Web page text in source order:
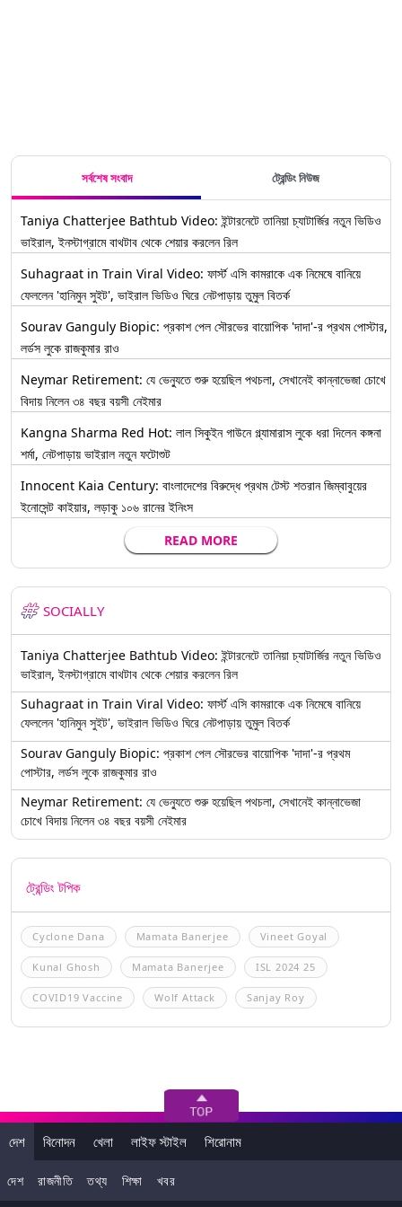
সর্বশেষ সংবাদ ট্রেন্ডিং নিউজ
Taniya Chatterjee Bathtub Video: ইন্টারনেটে তানিয়া চ্যাটার্জির নতুন ভিডিও
ভাইরাল, ইনস্টাগ্রামে বাথটাব থেকে শেয়ার করলেন রিল
Suhagraat in Train Viral Video: ফার্স্ট এসি কামরাকে এক নিমেষে বানিয়ে
ফেললেন 'হানিমুন সুইট', ভাইরাল ভিডিও ঘিরে নেটপাড়ায় তুমুল বিতর্ক
Sourav Ganguly Biopic: প্রকাশ পেল সৌরভের বায়োপিক 'দাদা'-র প্রথম পোস্টার,
লর্ডস লুকে রাজকুমার রাও
Neymar Retirement: যে ভেন্যুতে শুরু হয়েছিল পথচলা, সেখানেই কান্নাভেজা চোখে
বিদায় নিলেন ৩৪ বছর বয়সী নেইমার
Kangna Sharma Red Hot: লাল সিকুইন গাউনে গ্ল্যামারাস লুকে ধরা দিলেন কঙ্গনা
শর্মা, নেটপাড়ায় ভাইরাল নতুন ফটোশুট
Innocent Kaia Century: বাংলাদেশের বিরুদ্ধে প্রথম টেস্ট শতরান জিম্বাবুয়ের
ইনোসেন্ট কাইয়ার, লড়াকু ১০৬ রানের ইনিংস
READ MORE
SOCIALLY
Taniya Chatterjee Bathtub Video: ইন্টারনেটে তানিয়া চ্যাটার্জির নতুন ভিডিও
ভাইরাল, ইনস্টাগ্রামে বাথটাব থেকে শেয়ার করলেন রিল
Suhagraat in Train Viral Video: ফার্স্ট এসি কামরাকে এক নিমেষে বানিয়ে
ফেললেন 'হানিমুন সুইট', ভাইরাল ভিডিও ঘিরে নেটপাড়ায় তুমুল বিতর্ক
Sourav Ganguly Biopic: প্রকাশ পেল সৌরভের বায়োপিক 'দাদা'-র প্রথম
পোস্টার, লর্ডস লুকে রাজকুমার রাও
Neymar Retirement: যে ভেন্যুতে শুরু হয়েছিল পথচলা, সেখানেই কান্নাভেজা
চোখে বিদায় নিলেন ৩৪ বছর বয়সী নেইমার
ট্রেন্ডিং টপিক
Cyclone Dana Mamata Banerjee Vineet Goyal
Kunal Ghosh Mamata Banerjee ISL 2024 25
COVID19 Vaccine Wolf Attack Sanjay Roy
দেশ বিনোদন খেলা লাইফ স্টাইল শিরোনাম
দেশ রাজনীতি তথ্য শিক্ষা খবর